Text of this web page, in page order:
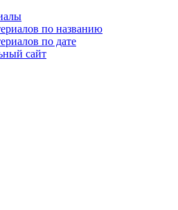
по названию
по дате
сайт